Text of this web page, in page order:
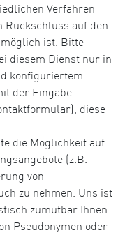
Verfahren
Rückschluss auf den
ist. Bitte
diesem Dienst nur in
konfiguriertem
der Eingabe
diese
die Möglichkeit auf
(z.B.
von
zu nehmen. Uns ist
zumutbar Ihnen
Pseudonymen oder